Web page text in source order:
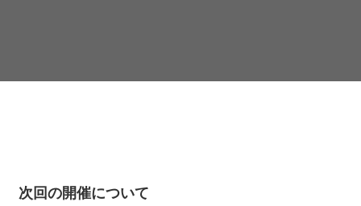
次回の開催について